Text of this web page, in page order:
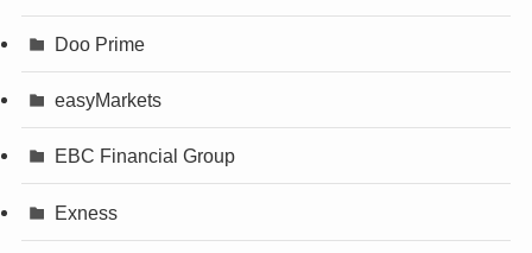
Doo Prime
easyMarkets
EBC Financial Group
Exness